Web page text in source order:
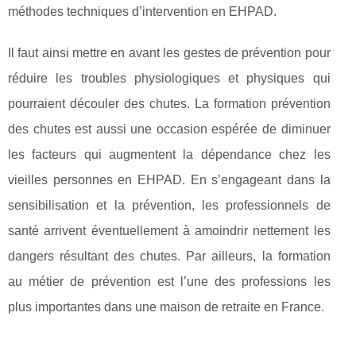
méthodes techniques d’intervention en EHPAD.
Il faut ainsi mettre en avant les gestes de prévention pour
réduire les troubles physiologiques et physiques qui
pourraient découler des chutes. La formation prévention
des chutes est aussi une occasion espérée de diminuer
les facteurs qui augmentent la dépendance chez les
vieilles personnes en EHPAD. En s’engageant dans la
sensibilisation et la prévention, les professionnels de
santé arrivent éventuellement à amoindrir nettement les
dangers résultant des chutes. Par ailleurs, la formation
au métier de prévention est l’une des professions les
plus importantes dans une maison de retraite en France.